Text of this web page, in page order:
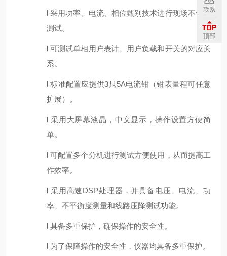
l采用功率、电流、相位甄别技术进行现场不停电
测试。
l可测试单相用户表计、用户负载和开关的对应关
系。
l标准配置应提供3只5A电流钳（钳表量程可任意
扩展）。
l 采用大屏幕液晶，中文显示，操作设置方便简
单。
l可配置多个分机进行测试方便使用，从而提高工
作效率。
l 采用高速DSP处理器，并具备电压、电流、功
率、不平衡度测量和线路压降测试功能。
l 具备多重保护，确保操作的安全性。
l 为了保障操作的安全性，仪器均具备多重保护。
联系
顶部